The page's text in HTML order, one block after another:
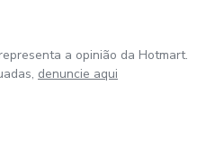
a opinião da Hotmart.
denuncie aqui